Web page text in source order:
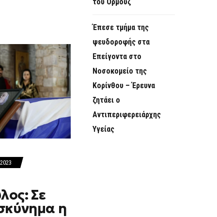
Σε
η
του Ορμούζ
Έπεσε τμήμα της
ψευδοροφής στα
Επείγοντα στο
Νοσοκομείο της
Κορίνθου – Έρευνα
ζητάει ο
Αντιπεριφερειάρχης
Υγείας